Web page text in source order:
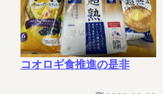
コオロギ食推進の是非